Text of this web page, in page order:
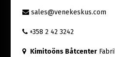
sales@venekeskus.com
+358 2 42 3242
Kimitoöns Båtcenter